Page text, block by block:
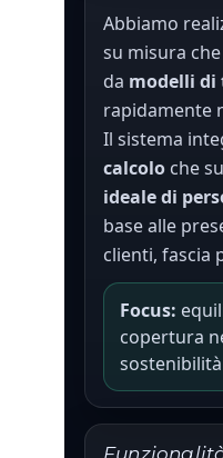
Abbiamo
su misura
da modelli
rapidamente
Il sistema
calcolo che
ideale di
base alle
clienti, fascia
Focus:
copertura